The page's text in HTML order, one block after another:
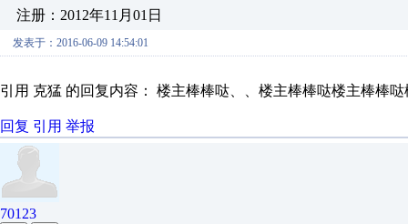
注册：2012年11月01日
发表于：2016-06-09 14:54:01
引用 克猛 的回复内容： 楼主棒棒哒、、楼主棒棒哒楼主棒棒
回复 引用 举报
70123